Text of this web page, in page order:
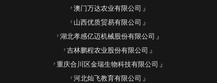
澳门万达农业有限公司
山西优质贸易有限公司
湖北孝感亿迈机械股份有限公司
吉林鹏程农业股份有限公司
重庆合川区金瑞生物科技有限公司
河北灿飞教育有限公司